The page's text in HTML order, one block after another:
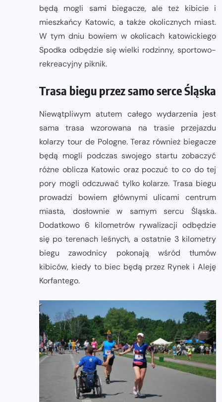
będą mogli sami biegacze, ale też kibicie i
mieszkańcy Katowic, a także okolicznych miast.
W tym dniu bowiem w okolicach katowickiego
Spodka odbędzie się wielki rodzinny, sportowo-
rekreacyjny piknik.
Trasa biegu przez samo serce Śląska
Niewątpliwym atutem całego wydarzenia jest
sama trasa wzorowana na trasie przejazdu
kolarzy tour de Pologne. Teraz również biegacze
będą mogli podczas swojego startu zobaczyć
różne oblicza Katowic oraz poczuć to co do tej
pory mogli odczuwać tylko kolarze. Trasa biegu
prowadzi bowiem głównymi ulicami centrum
miasta, dosłownie w samym sercu Śląska.
Dodatkowo 6 kilometrów rywalizacji odbędzie
się po terenach leśnych, a ostatnie 3 kilometry
biegu zawodnicy pokonają wśród tłumów
kibiców, kiedy to biec będą przez Rynek i Aleję
Korfantego.